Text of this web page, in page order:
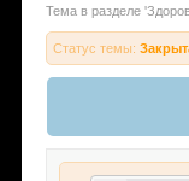
Тема в разделе '
Статус темы: